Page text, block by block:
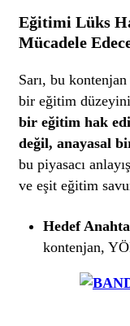
Eğitimi Lüks
Mücadele
Sarı, bu
bir eğitim
bir eğitim hak
değil, anayasal
bu piyasacı
ve eşit eğitim
Hedef
kontenjan,